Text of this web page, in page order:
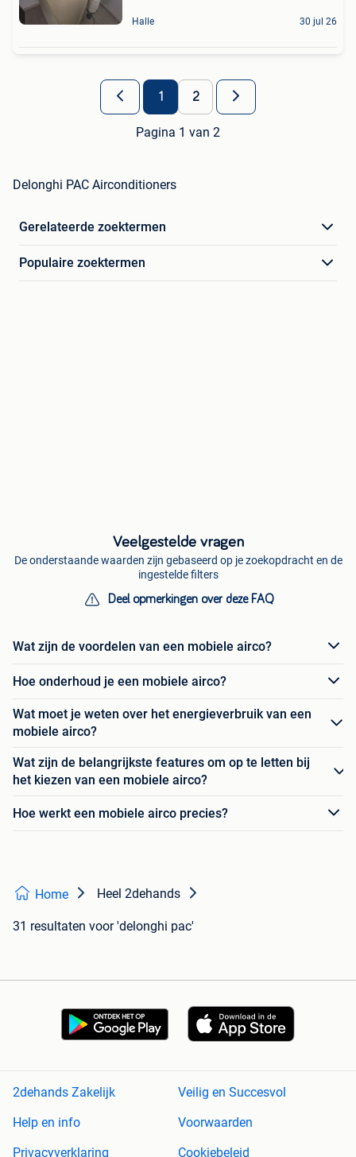
Halle 30 jul 26
1 2
Pagina 1 van 2
Delonghi PAC Airconditioners
Gerelateerde zoektermen
Populaire zoektermen
Veelgestelde vragen
De onderstaande waarden zijn gebaseerd op je zoekopdracht en de
ingestelde filters
Deel opmerkingen over deze FAQ
Wat zijn de voordelen van een mobiele airco?
Hoe onderhoud je een mobiele airco?
Wat moet je weten over het energieverbruik van een
mobiele airco?
Wat zijn de belangrijkste features om op te letten bij
het kiezen van een mobiele airco?
Hoe werkt een mobiele airco precies?
Home Heel 2dehands
31 resultaten voor 'delonghi pac'
2dehands Zakelijk
Veilig en Succesvol
Help en info
Voorwaarden
Privacyverklaring
Cookiebeleid